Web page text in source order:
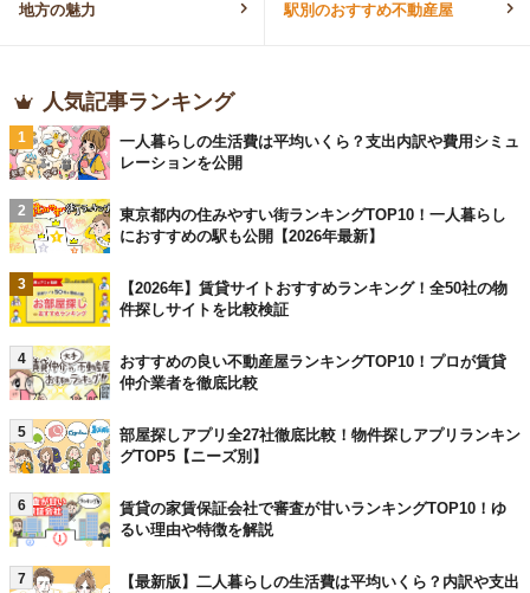
地方の魅力 駅別のおすすめ不動産屋
人気記事ランキング
1
一人暮らしの生活費は平均いくら？支出内訳や費用シミュ
レーションを公開
2
東京都内の住みやすい街ランキングTOP10！一人暮らし
におすすめの駅も公開【2026年最新】
3
【2026年】賃貸サイトおすすめランキング！全50社の物
件探しサイトを比較検証
4
おすすめの良い不動産屋ランキングTOP10！プロが賃貸
仲介業者を徹底比較
5
部屋探しアプリ全27社徹底比較！物件探しアプリランキン
グTOP5【ニーズ別】
6
賃貸の家賃保証会社で審査が甘いランキングTOP10！ゆ
るい理由や特徴を解説
7
【最新版】二人暮らしの生活費は平均いくら？内訳や支出